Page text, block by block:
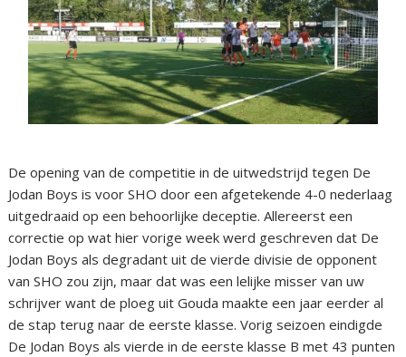
De opening van de competitie in de uitwedstrijd tegen De
Jodan Boys is voor SHO door een afgetekende 4-0 nederlaag
uitgedraaid op een behoorlijke deceptie. Allereerst een
correctie op wat hier vorige week werd geschreven dat De
Jodan Boys als degradant uit de vierde divisie de opponent
van SHO zou zijn, maar dat was een lelijke misser van uw
schrijver want de ploeg uit Gouda maakte een jaar eerder al
de stap terug naar de eerste klasse. Vorig seizoen eindigde
De Jodan Boys als vierde in de eerste klasse B met 43 punten